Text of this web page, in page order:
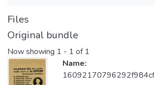
Files
Original bundle
Now showing 1 - 1 of 1
Name: